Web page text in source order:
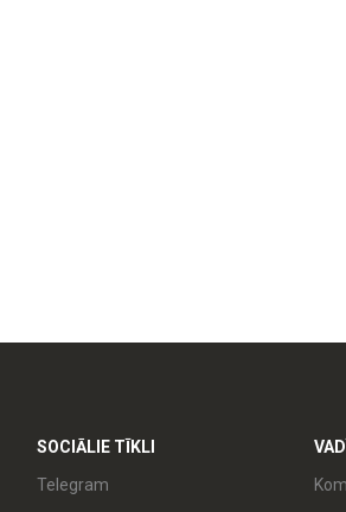
SOCIĀLIE TĪKLI
Telegram